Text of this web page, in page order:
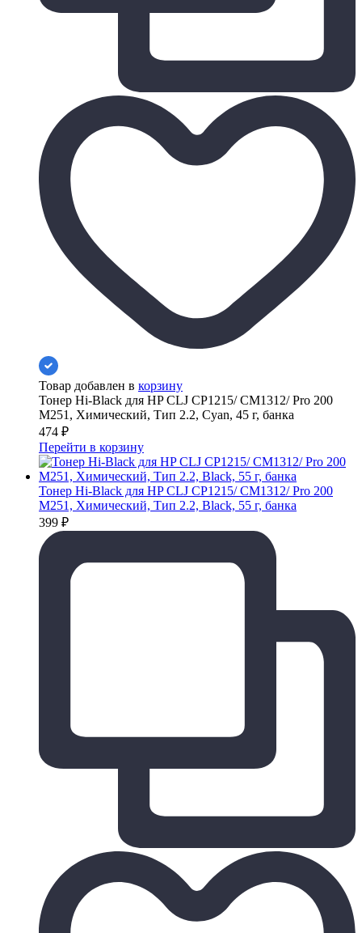
Товар добавлен в корзину
Тонер Hi-Black для HP CLJ CP1215/ CM1312/ Pro 200
M251, Химический, Тип 2.2, Cyan, 45 г, банка
474 ₽
Перейти в корзину
Тонер Hi-Black для HP CLJ CP1215/ CM1312/ Pro 200
M251, Химический, Тип 2.2, Black, 55 г, банка
399 ₽